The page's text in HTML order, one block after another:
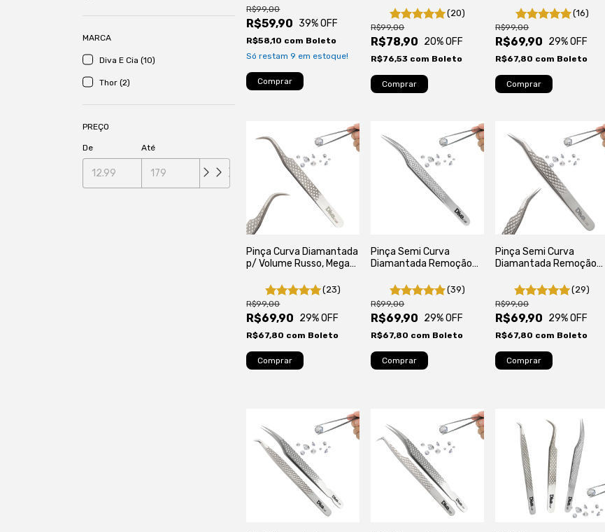
MARCA
Diva E Cia (10)
Thor (2)
PREÇO
De Até
R$59,90
R$99,00
39% OFF
R$58,10 com Boleto
Só restam9 em estoque!
Tecnológcicos
(20)
R$78,90
R$99,00
20% OFF
R$76,53 com Boleto
(16)
R$69,90
R$99,00
29% OFF
R$67,80 com Boleto
Pinça Curva Diamantada
p/ Volume Russo, Mega
Tecnológicos
(23)
R$69,90
R$99,00
29% OFF
R$67,80 com Boleto
Pinça Semi Curva
Diamantada Remoção
de Cílios
(39)
R$69,90
R$99,00
29% OFF
R$67,80 com Boleto
Pinça Semi Curva
Diamantada Remoção
de Cílios - Extensão de
Cílios
(29)
R$69,90
R$99,00
29% OFF
R$67,80 com Boleto